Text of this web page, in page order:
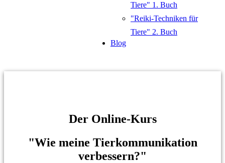
Tiere" 1. Buch
"Reiki-Techniken für
Tiere" 2. Buch
Blog
Der Online-Kurs
"Wie meine Tierkommunikation
verbessern?"